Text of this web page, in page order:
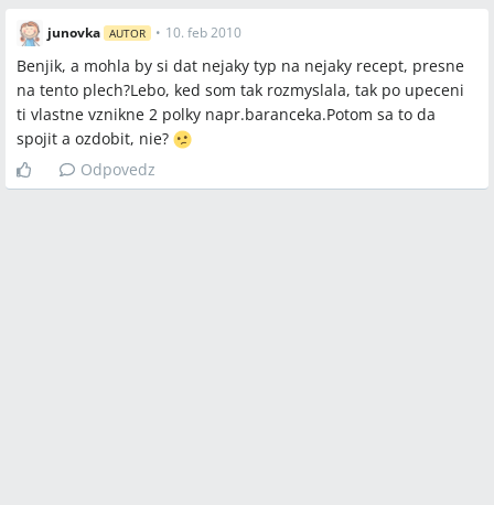
junovka AUTOR • 10. feb 2010
Benjik, a mohla by si dat nejaky typ na nejaky recept, presne
na tento plech?Lebo, ked som tak rozmyslala, tak po upeceni
ti vlastne vznikne 2 polky napr.baranceka.Potom sa to da
spojit a ozdobit, nie?
Odpovedz